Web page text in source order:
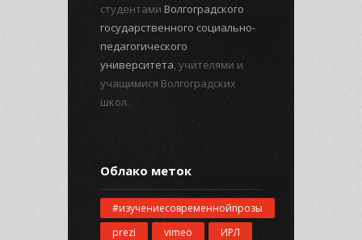
студентами Волгоградского
государственного социально-
педагогического
университета, учителями и
учащимися Волгоградских
школ.
Облако меток
#изучениесовременнойпрозы
prezi
vimeo
ИРЛ